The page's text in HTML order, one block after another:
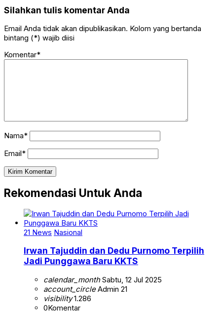
Silahkan tulis komentar Anda
Email Anda tidak akan dipublikasikan. Kolom yang bertanda
bintang (*) wajib diisi
Komentar*
Nama*
Email*
Rekomendasi Untuk Anda
21 News Nasional
Irwan Tajuddin dan Dedu Purnomo Terpilih
Jadi Punggawa Baru KKTS
calendar_monthSabtu, 12 Jul 2025
account_circleAdmin 21
visibility1.286
0Komentar